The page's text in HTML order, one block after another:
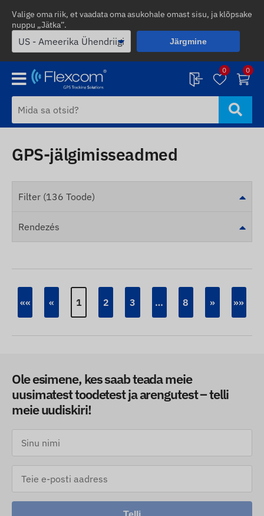
Valige oma riik, et vaadata oma asukohale omast sisu, ja klõpsake
nuppu „Jätka”.
Järgmine
0 0
GPS-jälgimisseadmed
Filter (136 Toode)
Rendezés
«« « 1 2 3 … 8 » »»
Ole esimene, kes saab teada meie
uusimatest toodetest ja arengutest – telli
meie uudiskiri!